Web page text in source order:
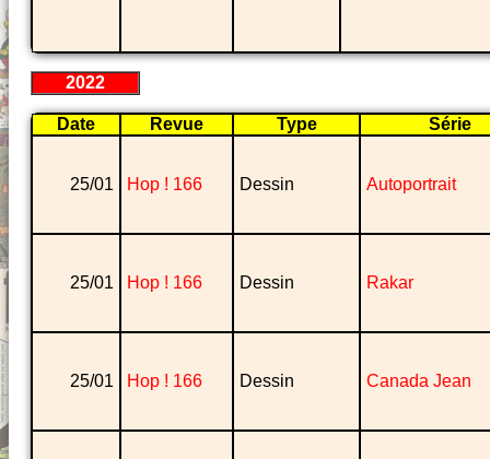
2022
Date Revue Type Série
25/01 Hop ! 166 Dessin Autoportrait
25/01 Hop ! 166 Dessin Rakar
25/01 Hop ! 166 Dessin Canada Jean